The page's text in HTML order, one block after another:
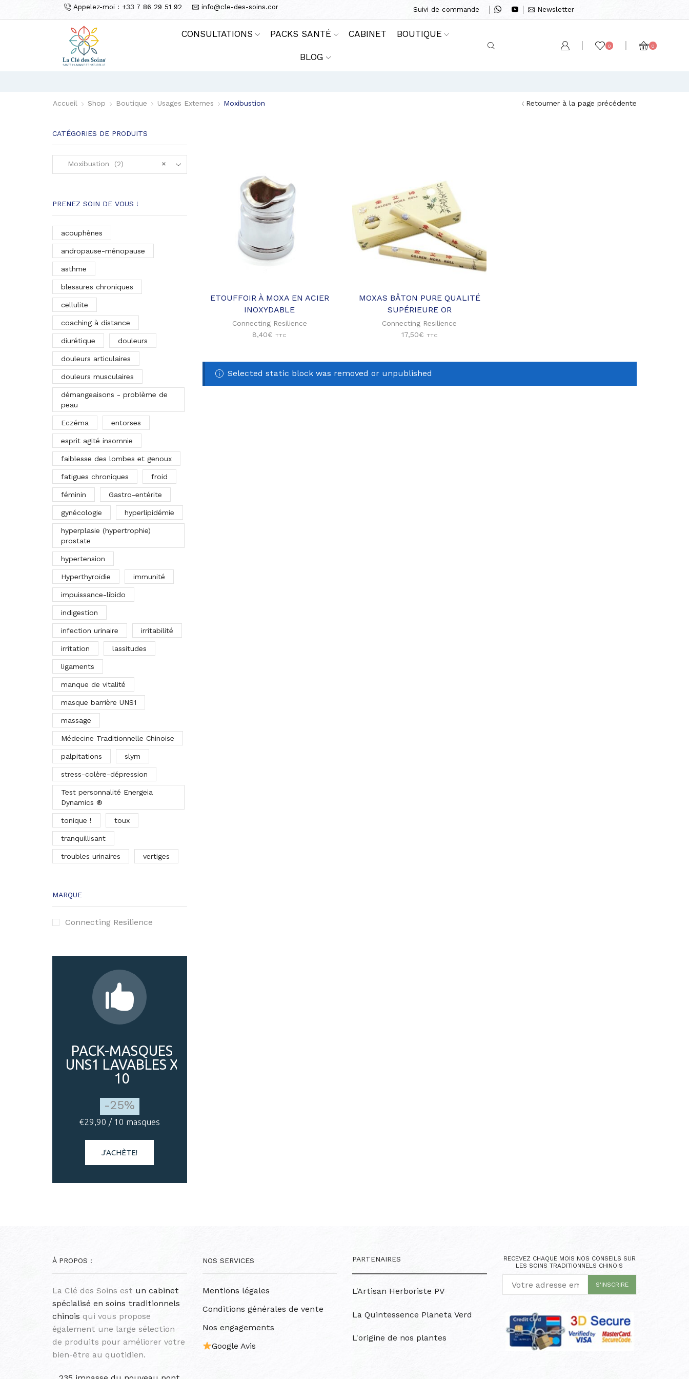
Appelez-moi : +33 7 86 29 51 92 info@cle-des-soins.com Suivi de commande Newsletter
CONSULTATIONS PACKS SANTÉ CABINET BOUTIQUE
BLOG
0 0
Accueil Shop Boutique Usages Externes Moxibustion Retourner à la page précédente
ETOUFFOIR À MOXA EN ACIER
INOXYDABLE
Connecting Resilience
8,40€ TTC
Ajouter à
ma liste
MOXAS BÂTON PURE QUALITÉ
SUPÉRIEURE OR
Connecting Resilience
17,50€ TTC
Selected static block was removed or unpublished
CATÉGORIES DE PRODUITS
×
Moxibustion (2)
PRENEZ SOIN DE VOUS !
acouphènes
andropause-ménopause
asthme
blessures chroniques
cellulite
coaching à distance
diurétique douleurs
douleurs articulaires
douleurs musculaires
démangeaisons - problème de
peau
Eczéma entorses
esprit agité insomnie
faiblesse des lombes et genoux
fatigues chroniques froid
féminin Gastro-entérite
gynécologie hyperlipidémie
hyperplasie (hypertrophie)
prostate
hypertension
Hyperthyroïdie immunité
impuissance-libido
indigestion
infection urinaire irritabilité
irritation lassitudes
ligaments
manque de vitalité
masque barrière UNS1
massage
Médecine Traditionnelle Chinoise
palpitations slym
stress-colère-dépression
Test personnalité Energeia
Dynamics ®
tonique ! toux
tranquillisant
troubles urinaires vertiges
MARQUE
Connecting Resilience
PACK-MASQUES
UNS1 LAVABLES X
10
-25%
€29,90 / 10 masques
J'ACHÈTE!
À PROPOS :
La Clé des Soins est un cabinet
spécialisé en soins traditionnels
chinois qui vous propose
également une large sélection
de produits pour améliorer votre
bien-être au quotidien.
NOS SERVICES
Mentions légales
Conditions générales de vente
Nos engagements
Google Avis
PARTENAIRES
L'Artisan Herboriste PV
La Quintessence Planeta Verd
L'origine de nos plantes
RECEVEZ CHAQUE MOIS NOS CONSEILS SUR
LES SOINS TRADITIONNELS CHINOIS